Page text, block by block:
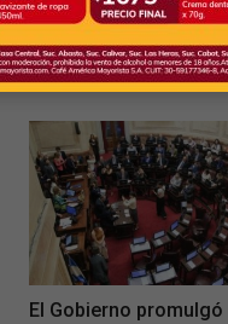
a afianzar y mejorar el
sistema...
Mar 24, 2023 80
El Gobierno promulgó